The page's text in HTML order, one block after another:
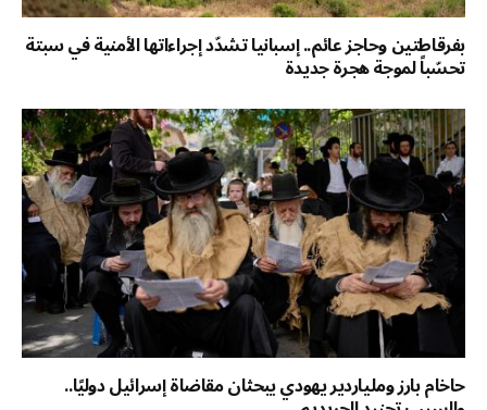
بفرقاطتين وحاجز عائم.. إسبانيا تشدّد إجراءاتها الأمنية في سبتة
تحسّباً لموجة هجرة جديدة
حاخام بارز وملياردير يهودي يبحثان مقاضاة إسرائيل دوليًا..